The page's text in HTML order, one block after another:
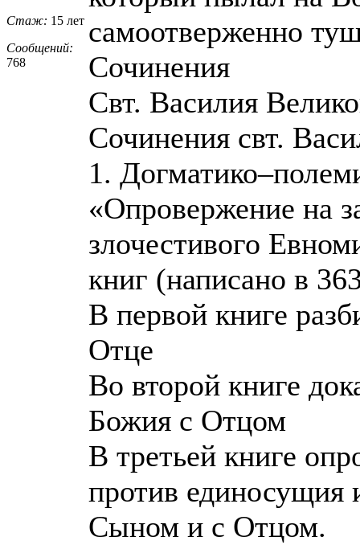
Стаж: 15 лет
Сообщений:
768
самоотверженно
Сочинения
Свт. Василия
Сочинения свт.
1.
«Опровержение на
злочестивого
книг (написано в
В первой книге
Отце
Во второй книге
Божия с Отцом
В третьей книге
против единосущия
Сыном и с Отцом.